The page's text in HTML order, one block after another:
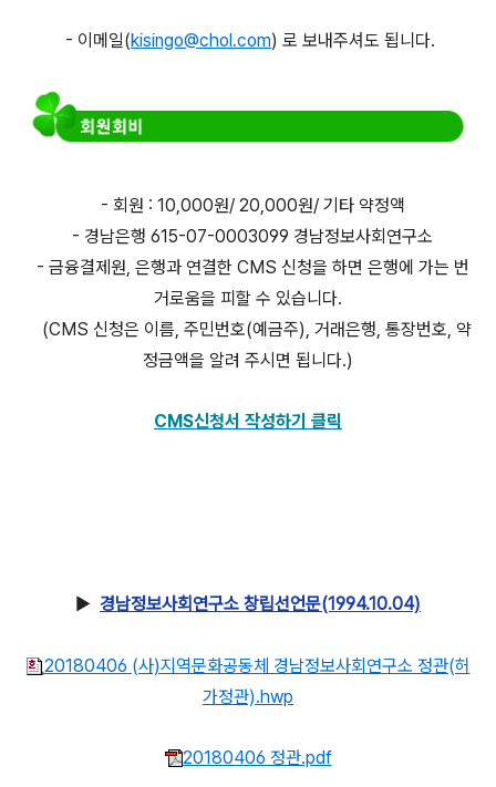
- 이메일(kisingo@chol.com) 로 보내주셔도 됩니다.
- 회원 : 10,000원/ 20,000원/ 기타 약정액
- 경남은행 615-07-0003099 경남정보사회연구소
- 금융결제원, 은행과 연결한 CMS 신청을 하면 은행에 가는 번
거로움을 피할 수 있습니다.
(CMS 신청은 이름, 주민번호(예금주), 거래은행, 통장번호, 약
정금액을 알려 주시면 됩니다.)
CMS신청서 작성하기 클릭
▶ 경남정보사회연구소 창립선언문(1994.10.04)
20180406 (사)지역문화공동체 경남정보사회연구소 정관(허
가정관).hwp
20180406 정관.pdf